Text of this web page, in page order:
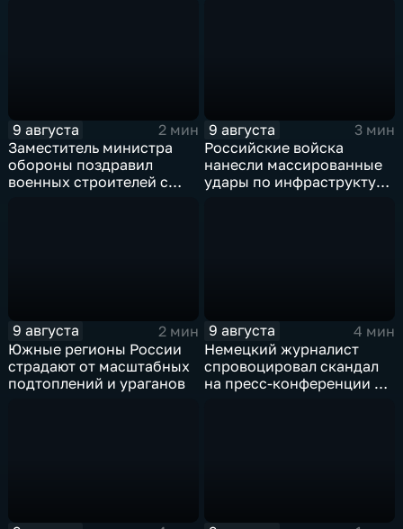
9 августа
2 мин
Заместитель министра
обороны поздравил
военных строителей с
9 августа
3 мин
Российские войска
нанесли массированные
удары по инфраструктуре
9 августа
2 мин
Южные регионы России
страдают от масштабных
подтоплений и ураганов
9 августа
4 мин
Немецкий журналист
спровоцировал скандал
на пресс-конференции в